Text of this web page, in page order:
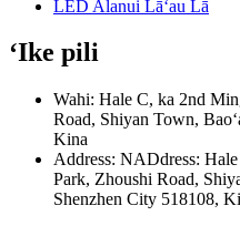
LED Alanui Lāʻau Lā
ʻIke pili
Wahi: Hale C, ka 2nd
Road, Shiyan Town,
Kina
Address: NADdress:
Park, Zhoushi Road,
Shenzhen City 518108,